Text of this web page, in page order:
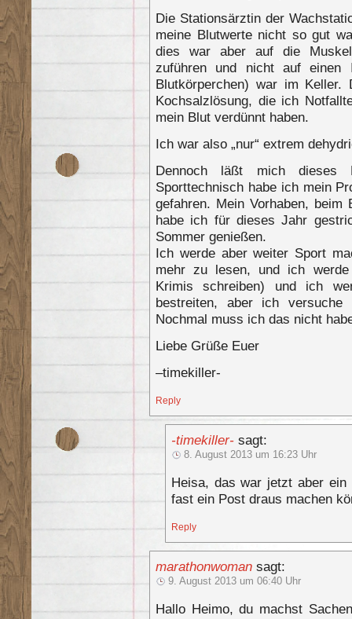
Die Stationsärztin der
meine Blutwerte nicht so gut
dies war aber auf die
zuführen und nicht auf einen
Blutkörperchen) war im
Kochsalzlösung, die ich
mein Blut verdünnt haben.
Ich war also „nur“ extrem
Dennoch läßt mich dieses
Sporttechnisch habe ich mein
gefahren. Mein Vorhaben,
habe ich für dieses Jahr
Sommer genießen.
Ich werde aber weiter Sport
mehr zu lesen, und ich
Krimis schreiben) und ich
bestreiten, aber ich versuche
Nochmal muss ich das nicht
Liebe Grüße Euer
–timekiller-
Reply
-timekiller- sagt:
8. August 2013 um 16:23 Uhr
Heisa, das war jetzt aber
fast ein Post draus machen
Reply
marathonwoman sagt:
9. August 2013 um 06:40 Uhr
Hallo Heimo, du machst